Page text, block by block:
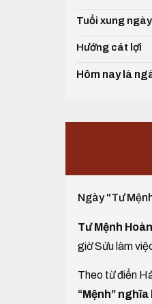
Tuổi xung ngày
Hướng cát lợi
Hôm nay là
Ngày "Tư
Tư Mệnh
giờ Sửu làm
Theo từ điển
“Mệnh”